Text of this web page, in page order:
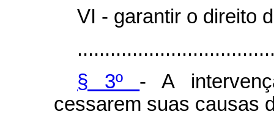
VI - garantir o direito
§ 3º - A
cessarem suas causas